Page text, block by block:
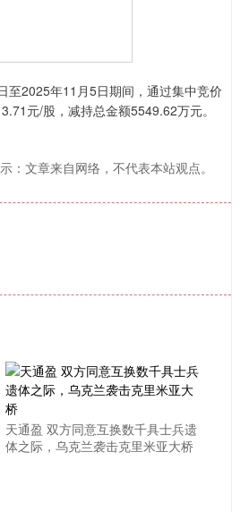
2025年11月5日期间，通过集中竞价
元/股，减持总金额5549.62万元。
：文章来自网络，不代表本站观点。
天通盈 双方同意互换数千具士兵遗
体之际，乌克兰袭击克里米亚大桥